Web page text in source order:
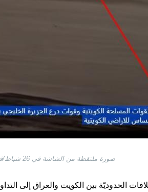
صورة ملتقطة من الشاشة في 26 شباط/فبراير 2026 من موقع فيسبوك
الحدوديّة بين الكويت والعراق إلى